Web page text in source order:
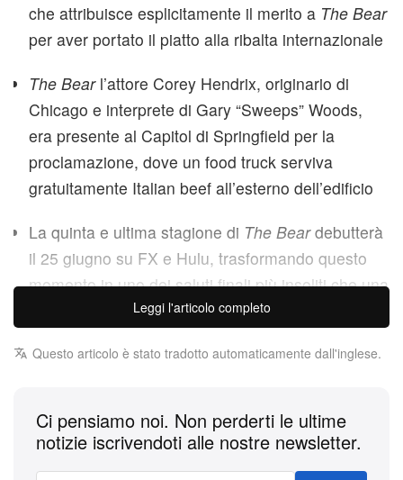
che attribuisce esplicitamente il merito a The Bear
per aver portato il piatto alla ribalta internazionale
The Bearl’attore Corey Hendrix, originario di
Chicago e interprete di Gary “Sweeps” Woods,
era presente al Capitol di Springfield per la
proclamazione, dove un food truck serviva
gratuitamente Italian beef all’esterno dell’edificio
La quinta e ultima stagione di The Beardebutterà
il 25 giugno su FX e Hulu, trasformando questo
momento in uno dei saluti finali più insoliti che una
serie TV abbia mai ricevuto
Il General Assembly dell’Illinois ha ufficialmente
aver avuto un ruolo in tutto questo. In una
Leggi l'articolo completo
Questo articolo è stato tradotto automaticamente dall'inglese.
Ci pensiamo noi. Non perderti le ultime
notizie iscrivendoti alle nostre newsletter.